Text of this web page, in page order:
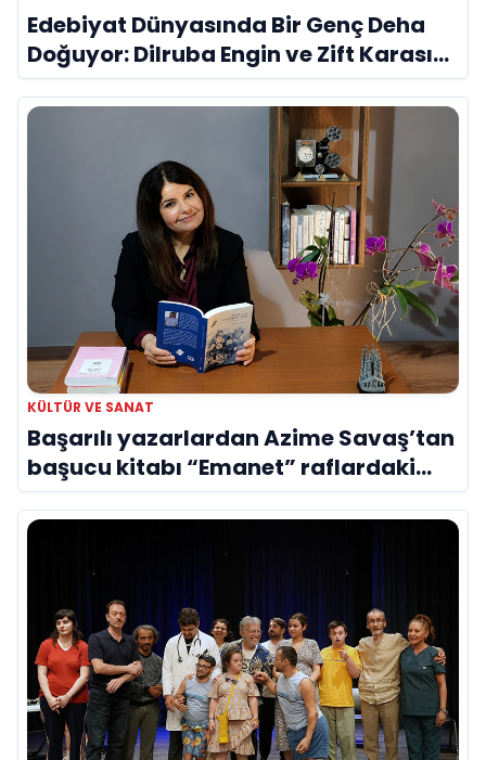
Edebiyat Dünyasında Bir Genç Deha
Doğuyor: Dilruba Engin ve Zift Karası
Evreni ‘AVENOİR’
KÜLTÜR VE SANAT
Başarılı yazarlardan Azime Savaş’tan
başucu kitabı “Emanet” raflardaki
yerini aldı